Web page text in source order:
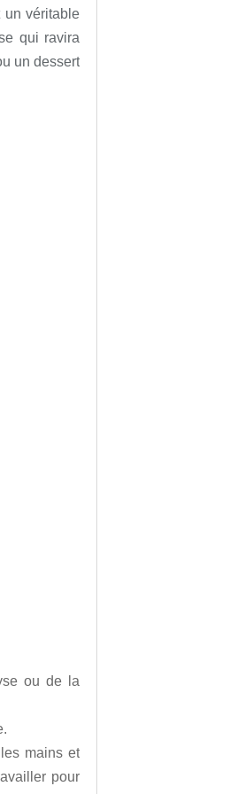
un véritable
qui ravira
un dessert
ou de la
mains et
pour